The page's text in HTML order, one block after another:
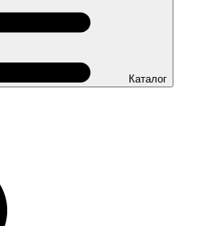
Каталог